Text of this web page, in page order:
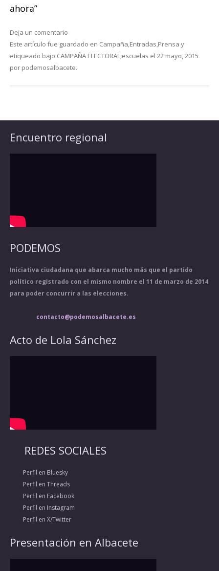
ahora”
Deja un comentario
Este artículo fue guardado en Campaña,Entradas,Prensa y
etiqueado bajo CAMPAÑA ELECTORAL,escuelas el 22 mayo, 2015
por podemosalbacete.
Encuentro regional
PODEMOS
Iniciativa ciudadana que abarca mucho más que el partido
político registrado con el mismo nombre el 11 de marzo de 2014
para poder concurrir a las elecciones.
contacto@podemosalbacete.es
Acto de Lola Sánchez
REDES SOCIALES
Perfil en Bluesky
Perfil en Threads
Perfil en Facebook
Perfil en Instagram
Perfil en X/Twitter
Presentación en Albacete